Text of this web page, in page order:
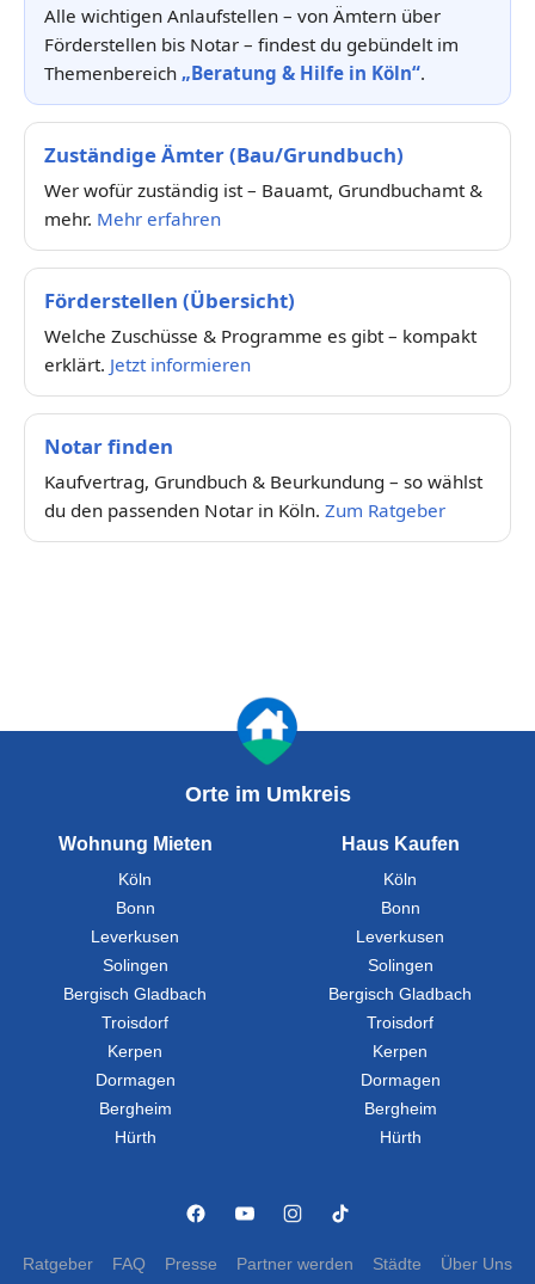
Alle wichtigen Anlaufstellen – von Ämtern über
Förderstellen bis Notar – findest du gebündelt im
Themenbereich „Beratung & Hilfe in Köln“.
Zuständige Ämter (Bau/Grundbuch)
Wer wofür zuständig ist – Bauamt, Grundbuchamt &
mehr. Mehr erfahren
Förderstellen (Übersicht)
Welche Zuschüsse & Programme es gibt – kompakt
erklärt. Jetzt informieren
Notar finden
Kaufvertrag, Grundbuch & Beurkundung – so wählst
du den passenden Notar in Köln. Zum Ratgeber
Orte im Umkreis
Wohnung Mieten
Köln
Bonn
Leverkusen
Solingen
Bergisch Gladbach
Troisdorf
Kerpen
Dormagen
Bergheim
Hürth
Haus Kaufen
Köln
Bonn
Leverkusen
Solingen
Bergisch Gladbach
Troisdorf
Kerpen
Dormagen
Bergheim
Hürth
Ratgeber FAQ Presse Partner werden Städte Über Uns